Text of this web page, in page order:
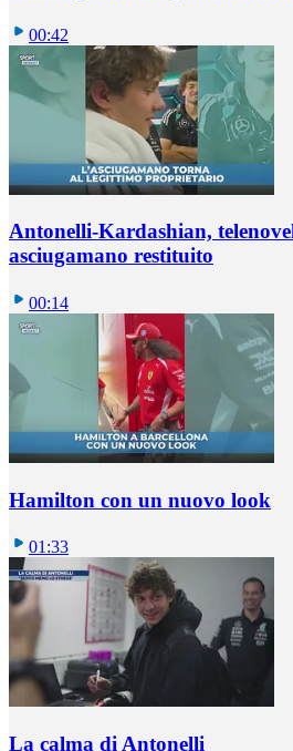
00:42
Antonelli-Kardashian,
asciugamano restituito
00:14
Hamilton con un nuovo look
01:33
La calma di Antonelli